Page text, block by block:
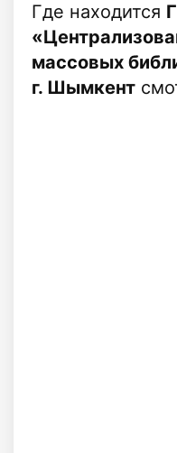
Где находится
массовых
г. Шымкент